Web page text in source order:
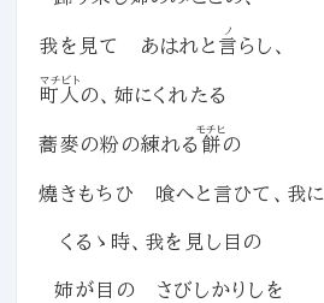
我を見て あはれと 言
ノ
らし、
町人
マチビト
の、姉にくれたる
蕎麥の粉の練れる 餅
モチヒ
の
燒きもちひ 喰へと言ひて、我に
くるゝ時、我を見し目の
姉が目の さびしかりしを